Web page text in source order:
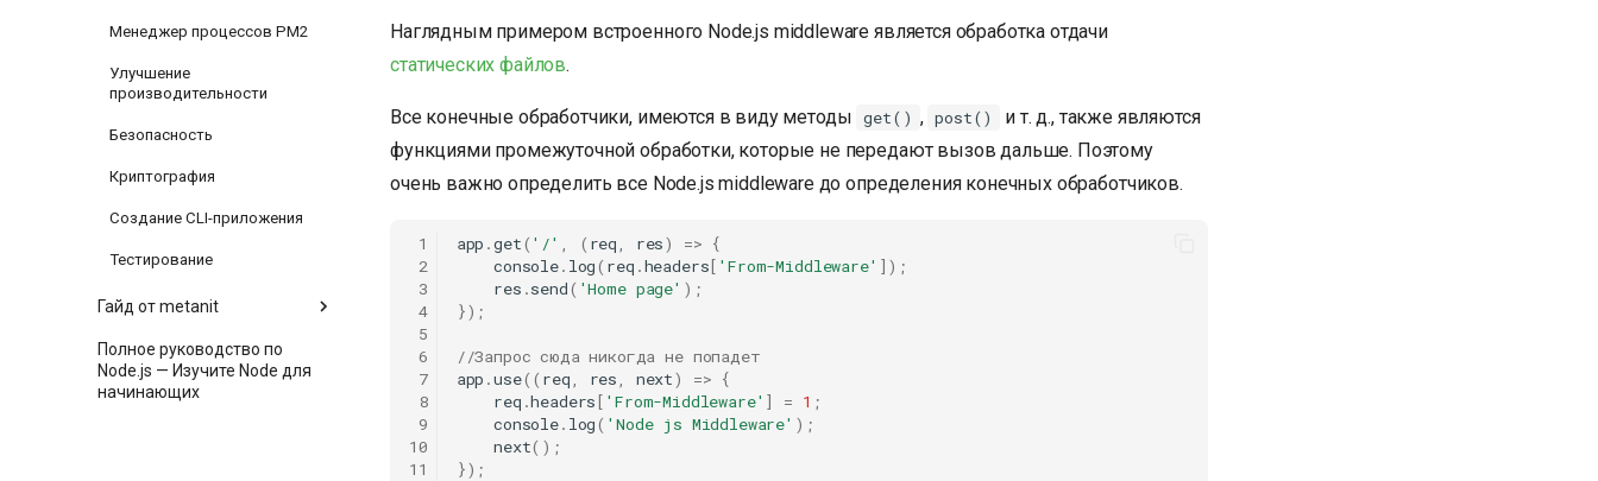
Менеджер процессов PM2
Улучшение
производительности
Безопасность
Криптография
Создание CLI-приложения
Тестирование
Гайд от metanit
Полное руководство по
Node.js — Изучите Node для
начинающих
Наглядным примером встроенного Node.js middleware является обработка отдачи
статических файлов.
Все конечные обработчики, имеются в виду методы get() , post()
и т. д., также являются
функциями промежуточной обработки, которые не передают вызов дальше. Поэтому
очень важно определить все Node.js middleware до определения конечных обработчиков.
1
2
3
4
5
6
7
8
9
10
11
app .get( '/' , ( req, res) => {
console. log( req .headers[ 'From-Middleware' ]);
res .send( 'Home page' );
});
//Запрос сюда никогда не попадет
app .use(( req, res, next) => {
req .headers[ 'From-Middleware' ] = 1 ;
console. log( 'Node js Middleware' );
next();
});